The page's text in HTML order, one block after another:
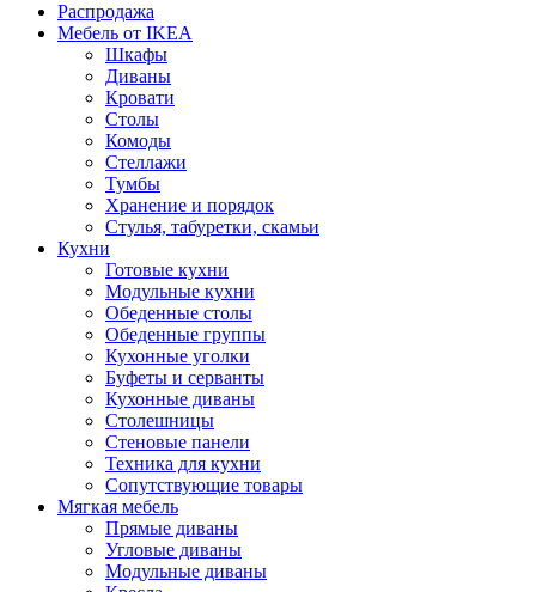
Распродажа
Мебель от IKEA
Шкафы
Диваны
Кровати
Столы
Комоды
Стеллажи
Тумбы
Хранение и порядок
Стулья, табуретки, скамьи
Кухни
Готовые кухни
Модульные кухни
Обеденные столы
Обеденные группы
Кухонные уголки
Буфеты и серванты
Кухонные диваны
Столешницы
Стеновые панели
Техника для кухни
Сопутствующие товары
Мягкая мебель
Прямые диваны
Угловые диваны
Модульные диваны